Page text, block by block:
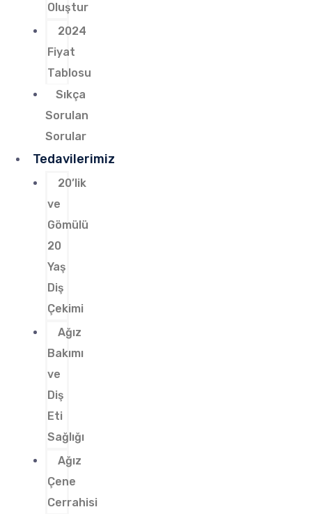
Oluştur
2024
Fiyat
Tablosu
Sıkça
Sorulan
Sorular
Tedavilerimiz
20’lik
ve
Gömülü
20
Yaş
Diş
Çekimi
Ağız
Bakımı
ve
Diş
Eti
Sağlığı
Ağız
Çene
Cerrahisi